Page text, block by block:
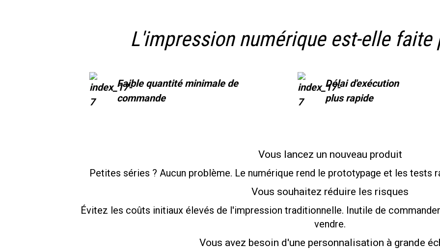
L'impression numérique est-elle faite
Faible quantité minimale de
commande
Délai d'exécution
plus rapide
Vous lancez un nouveau produit
Petites séries ? Aucun problème. Le numérique rend le prototypage et les tests
Vous souhaitez réduire les risques
Évitez les coûts initiaux élevés de l'impression traditionnelle. Inutile de
vendre.
Vous avez besoin d'une personnalisation à grande